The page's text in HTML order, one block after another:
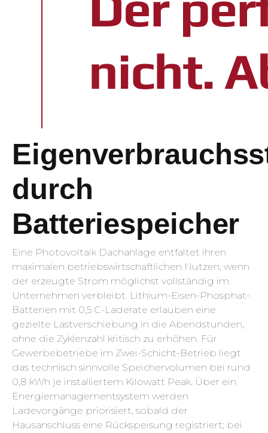
durch
Batteriespeicher
Eine Photovoltaik Dachanlage entfaltet ihren
maximalen betriebswirtschaftlichen Nutzen, wenn
der erzeugte Strom möglichst vollständig im
Unternehmen verbleibt. Lithium-Eisen-Phosphat-
Batterien mit 0,5 C-Laderate erlauben eine
gezielte Lastverschiebung in die Abendstunden,
ohne die Zyklenzahl kritisch zu erhöhen. Für
Gewerbebetriebe im Zwei-Schicht-Betrieb liegt
das technisch sinnvolle Speichervolumen bei rund
0,8 kWh je installiertem Kilowatt Peak. Über ein
Energie­management­system werden
Ladevorgänge priorisiert, sobald der
Hausanschluss eine Rückspeisung registriert; bei